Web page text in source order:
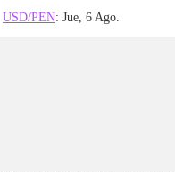
USD/PEN: Jue, 6 Ago.